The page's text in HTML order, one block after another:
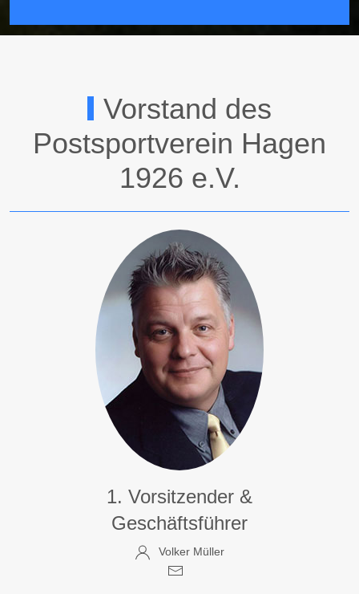
Vorstand des
Postsportverein Hagen
1926 e.V.
1. Vorsitzender &
Geschäftsführer
Volker Müller